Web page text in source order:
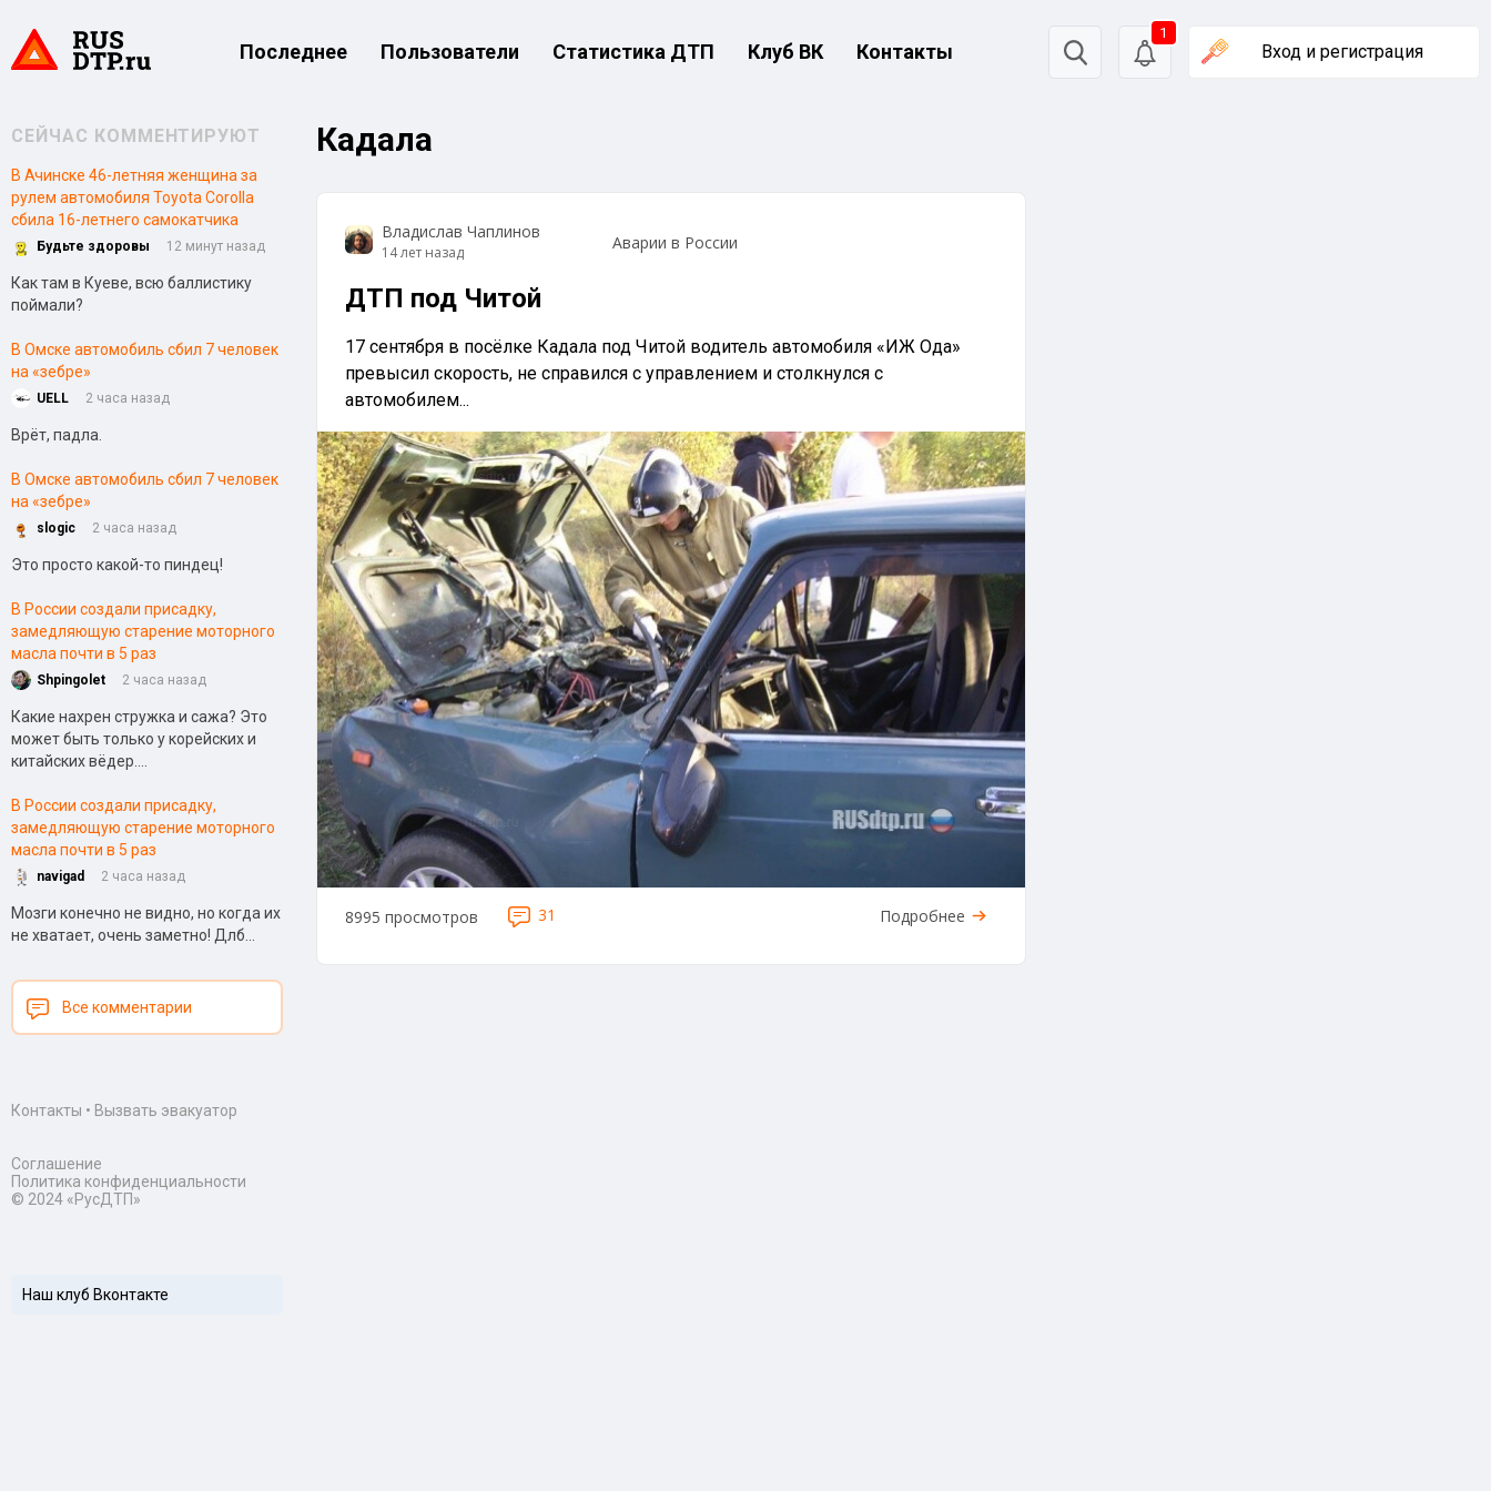
Последнее Пользователи Статистика ДТП Клуб ВК Контакты
1
Вход и регистрация
СЕЙЧАС КОММЕНТИРУЮТ
В Ачинске 46-летняя женщина за
рулем автомобиля Toyota Corolla
сбила 16-летнего самокатчика
Будьте здоровы 12 минут назад
Как там в Куеве, всю баллистику
поймали?
В Омске автомобиль сбил 7 человек
на «зебре»
UELL 2 часа назад
Врёт, падла.
В Омске автомобиль сбил 7 человек
на «зебре»
slogic 2 часа назад
Это просто какой-то пиндец!
В России создали присадку,
замедляющую старение моторного
масла почти в 5 раз
Shpingolet 2 часа назад
Какие нахрен стружка и сажа? Это
может быть только у корейских и
китайских вёдер....
В России создали присадку,
замедляющую старение моторного
масла почти в 5 раз
navigad 2 часа назад
Мозги конечно не видно, но когда их
не хватает, очень заметно! Длб...
Все комментарии
Контакты • Вызвать эвакуатор
Соглашение
Политика конфиденциальности
© 2024 «РусДТП»
Наш клуб Вконтакте
Кадала
Владислав Чаплинов
14 лет назад Аварии в России
ДТП под Читой
17 сентября в посёлке Кадала под Читой водитель автомобиля «ИЖ Ода»
превысил скорость, не справился с управлением и столкнулся с
автомобилем...
8995 просмотров 31 Подробнее